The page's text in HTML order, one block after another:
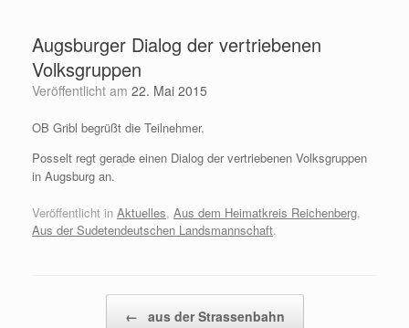
springenAugsburger Dialog der vertriebenen
Volksgruppen
Veröffentlicht am 22. Mai 2015
OB Gribl begrüßt die Teilnehmer.
Posselt regt gerade einen Dialog der vertriebenen Volksgruppen
in Augsburg an.
Veröffentlicht in Aktuelles, Aus dem Heimatkreis Reichenberg,
Aus der Sudetendeutschen Landsmannschaft.
← aus der Strassenbahn